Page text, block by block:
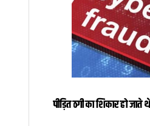
पीड़ित ठगी का शिकार हो जाते थे